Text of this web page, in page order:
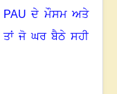
PAUਦੇ ਮੌਸਮ ਅਤੇ
ਤਾਂ ਜੋ ਘਰ ਬੈਠੇ ਸਹੀ